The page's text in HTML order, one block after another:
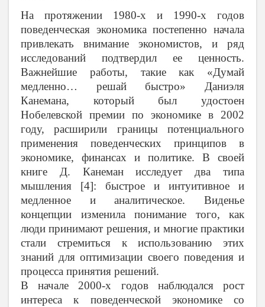
На протяжении 1980-х и 1990-х годов
поведенческая экономика постепенно начала
привлекать внимание экономистов, и ряд
исследований подтвердил ее ценность.
Важнейшие работы, такие как «Думай
медленно… решай быстро» Даниэля
Канемана, который был удостоен
Нобелевской премии по экономике в 2002
году, расширили границы потенциального
применения поведенческих принципов в
экономике, финансах и политике. В своей
книге Д. Канеман исследует два типа
мышления [4]: быстрое и интуитивное и
медленное и аналитическое. Виденье
концепции изменила понимание того, как
люди принимают решения, и многие практики
стали стремиться к использованию этих
знаний для оптимизации своего поведения и
процесса принятия решений.
В начале 2000-х годов наблюдался рост
интереса к поведенческой экономике со